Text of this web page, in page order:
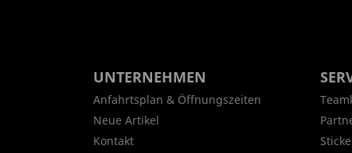
UNTERNEHMEN
Anfahrtsplan & Öffnungszeiten
Neue Artikel
Kontakt